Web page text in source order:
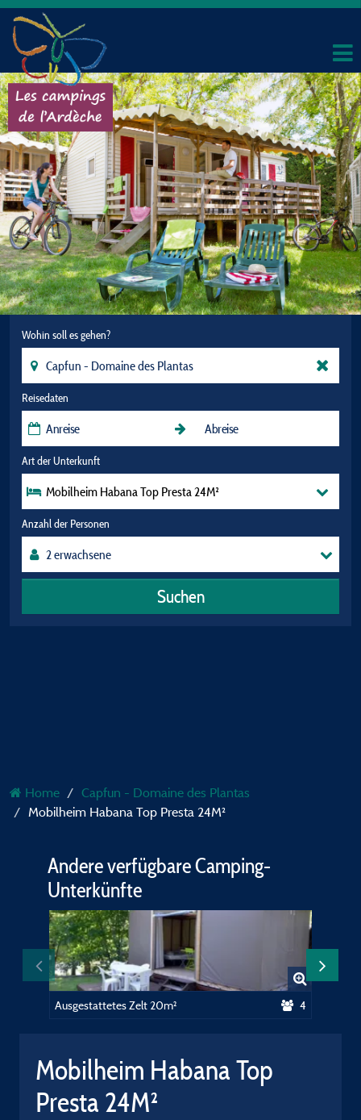
Wohin soll es gehen?
Reisedaten
Art der Unterkunft
Mobilheim Habana Top Presta 24M²
Anzahl der Personen
Suchen
Home
Capfun - Domaine des Plantas
Mobilheim Habana Top Presta 24M²
Andere verfügbare Camping-
Unterkünfte
Ausgestattetes Zelt 20m² 4
Mobilheim Habana Top
Presta 24M²